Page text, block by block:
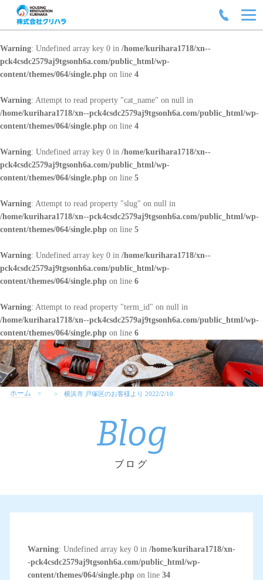
Warning: Undefined array key 0 in /home/kurihara1718/xn--
pck4csdc2579aj9tgsonh6a.com/public_html/wp-
content/themes/064/single.php on line 4
Warning: Attempt to read property "cat_name" on null in
/home/kurihara1718/xn--pck4csdc2579aj9tgsonh6a.com/public_html/wp-
content/themes/064/single.php on line 4
Warning: Undefined array key 0 in /home/kurihara1718/xn--
pck4csdc2579aj9tgsonh6a.com/public_html/wp-
content/themes/064/single.php on line 5
Warning: Attempt to read property "slug" on null in
/home/kurihara1718/xn--pck4csdc2579aj9tgsonh6a.com/public_html/wp-
content/themes/064/single.php on line 5
Warning: Undefined array key 0 in /home/kurihara1718/xn--
pck4csdc2579aj9tgsonh6a.com/public_html/wp-
content/themes/064/single.php on line 6
Warning: Attempt to read property "term_id" on null in
/home/kurihara1718/xn--pck4csdc2579aj9tgsonh6a.com/public_html/wp-
content/themes/064/single.php on line 6
ホーム 横浜市 戸塚区のお客様より 2022/2/10
Blog
ブログ
Warning: Undefined array key 0 in /home/kurihara1718/xn-
-pck4csdc2579aj9tgsonh6a.com/public_html/wp-
content/themes/064/single.phpon line 34